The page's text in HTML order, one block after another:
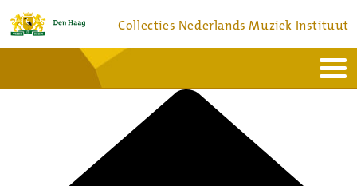
Collecties Nederlands Muziek Instituut
Bronnen en collecties